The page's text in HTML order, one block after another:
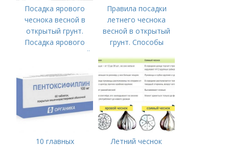
Посадка ярового
чеснока весной в
открытый грунт.
Посадка ярового
чеснока в открытый
Правила посадки
летнего чеснока
весной в открытый
грунт. Способы
10 главных
Летний чеснок